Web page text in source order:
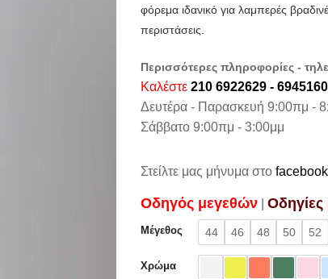
φόρεμα ιδανικό για λαμπερές
περιστάσεις.
Περισσότερες πληροφορίες -
Καλέστε 210 6922629 -
Δευτέρα - Παρασκευή 9:00πμ -
Σάββατο 9:00πμ - 3:00μμ
Στείλτε μας μήνυμα στο
Oδηγός μεγεθών
Μέγεθος 44 46 48 50 52
Χρώμα